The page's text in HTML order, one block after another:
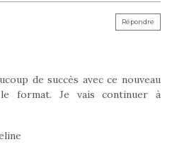
de succès avec ce nouveau
le format. Je vais continuer à
Répondre